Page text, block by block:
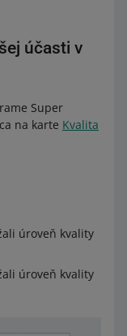
účasti v
Super
na karte Kvalita
úroveň kvality
úroveň kvality